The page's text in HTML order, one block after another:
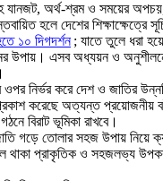
যানজট, অর্থ-শ্রম ও সময়ের
হলে দেশের শিক্ষাক্ষেত্রে
১০ দিগদর্শন ; যাতে তুলে ধরা
উপায়। এসব অধ্যয়ন ও
ওপর নির্ভর করে দেশ ও জাতির
প্রকাশ করেছে অত্যন্ত প্রয়োজনীয়
বিরাট ভূমিকা রাখবে।
গড়ে তোলার সহজ উপায় নিয়ে
থাকা প্রাকৃতিক ও সহজলভ্য